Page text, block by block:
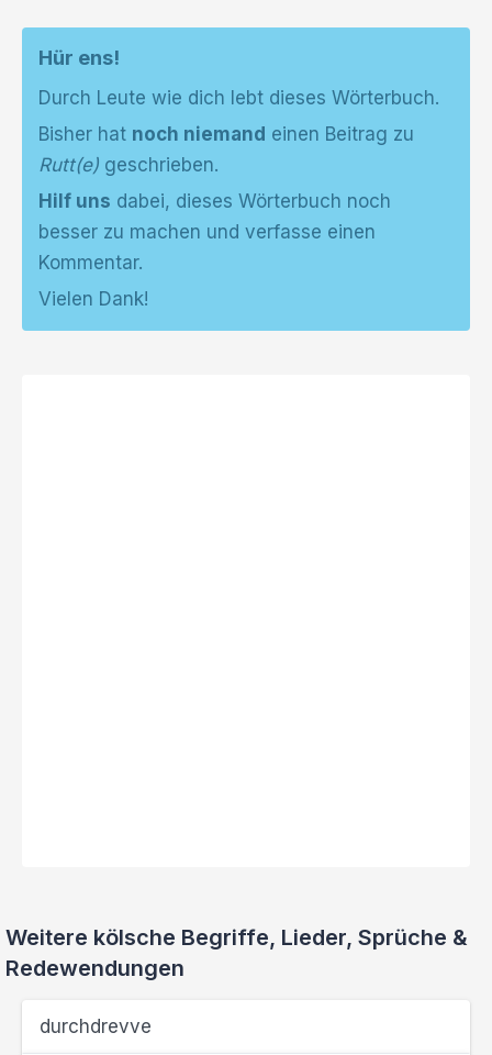
Hür ens!
Durch Leute wie dich lebt dieses Wörterbuch.
Bisher hat noch niemand einen Beitrag zu
Rutt(e) geschrieben.
Hilf uns dabei, dieses Wörterbuch noch
besser zu machen und verfasse einen
Kommentar.
Vielen Dank!
Weitere kölsche Begriffe, Lieder, Sprüche &
Redewendungen
durchdrevve